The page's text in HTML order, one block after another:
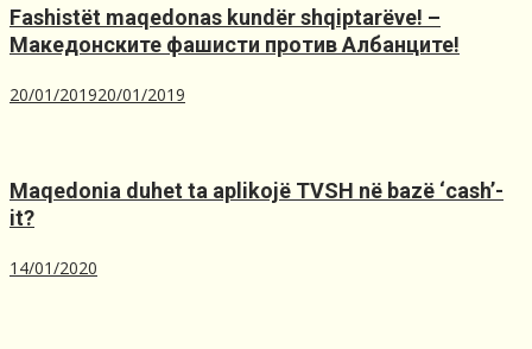
Fashistët maqedonas kundër shqiptarëve! –
Македонските фашисти против Албанците!
20/01/201920/01/2019
Maqedonia duhet ta aplikojë TVSH nё bazё ‘cash’-
it?
14/01/2020